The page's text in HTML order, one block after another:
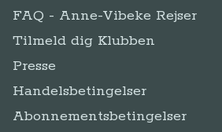
FAQ - Anne-Vibeke Rejser
Tilmeld dig Klubben
Presse
Handelsbetingelser
Abonnementsbetingelser